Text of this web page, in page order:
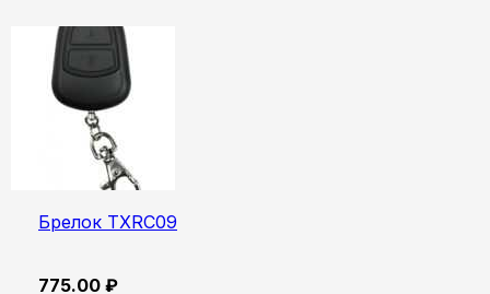
Брелок TXRC09
775.00 ₽